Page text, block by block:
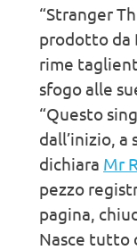
“Stranger
prodotto da
rime
sfogo alle
“Questo
dall’inizio, a
dichiara Mr
pezzo
pagina,
Nasce tutto